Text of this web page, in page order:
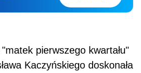
pierwszego kwartału"
Kaczyńskiego doskonała